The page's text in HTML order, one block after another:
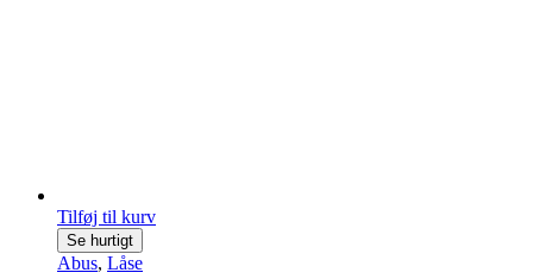
Tilføj til kurv
Se hurtigt
Abus, Låse